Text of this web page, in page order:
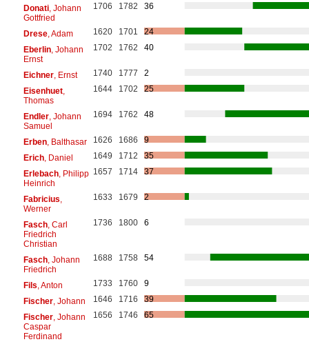
Donati, Johann
Gottfried
1706 1782 36
Drese, Adam 1620 1701
24
Eberlin, Johann
Ernst
1702 1762 40
Eichner, Ernst 1740 1777
2
Eisenhuet,
Thomas
1644 1702 25
Endler, Johann
Samuel
1694 1762 48
Erben, Balthasar 1626 1686
9
Erich, Daniel 1649 1712
35
Erlebach, Philipp
Heinrich
1657 1714 37
Fabricius
Werner
1633 1679 2
Fasch, Carl
Friedrich
Christian
1736 1800 6
Fasch, Johann
Friedrich
1688 1758 54
Fils , Anton 1733 1760
9
Fischer, Johann 1646 1716
39
Fischer, Johann
Caspar
Ferdinand
1656 1746 65